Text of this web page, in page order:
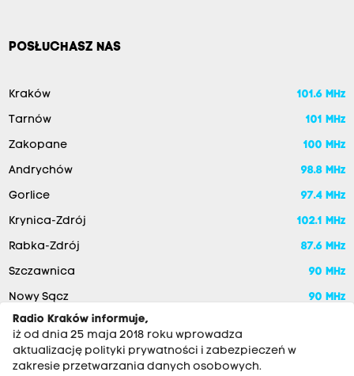
POSŁUCHASZ NAS
Kraków 101.6 MHz
Tarnów 101 MHz
Zakopane 100 MHz
Andrychów 98.8 MHz
Gorlice 97.4 MHz
Krynica-Zdrój 102.1 MHz
Rabka-Zdrój 87.6 MHz
Szczawnica 90 MHz
Nowy Sącz
90 MHz
Radio Kraków informuje,
iż od dnia 25 maja 2018 roku wprowadza
aktualizację polityki prywatności i zabezpieczeń w
zakresie przetwarzania danych osobowych.